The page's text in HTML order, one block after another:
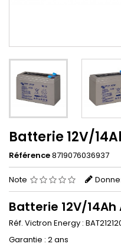
Batterie 12V/
Référence8719076036937
Note
Batterie 12V/14Ah
Réf. Victron Energy :
Garantie : 2 ans